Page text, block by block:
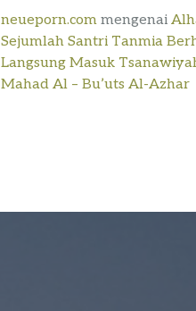
neueporn.com mengenai
Sejumlah Santri Tanmia
Langsung Masuk
Mahad Al – Bu’uts Al-Azhar